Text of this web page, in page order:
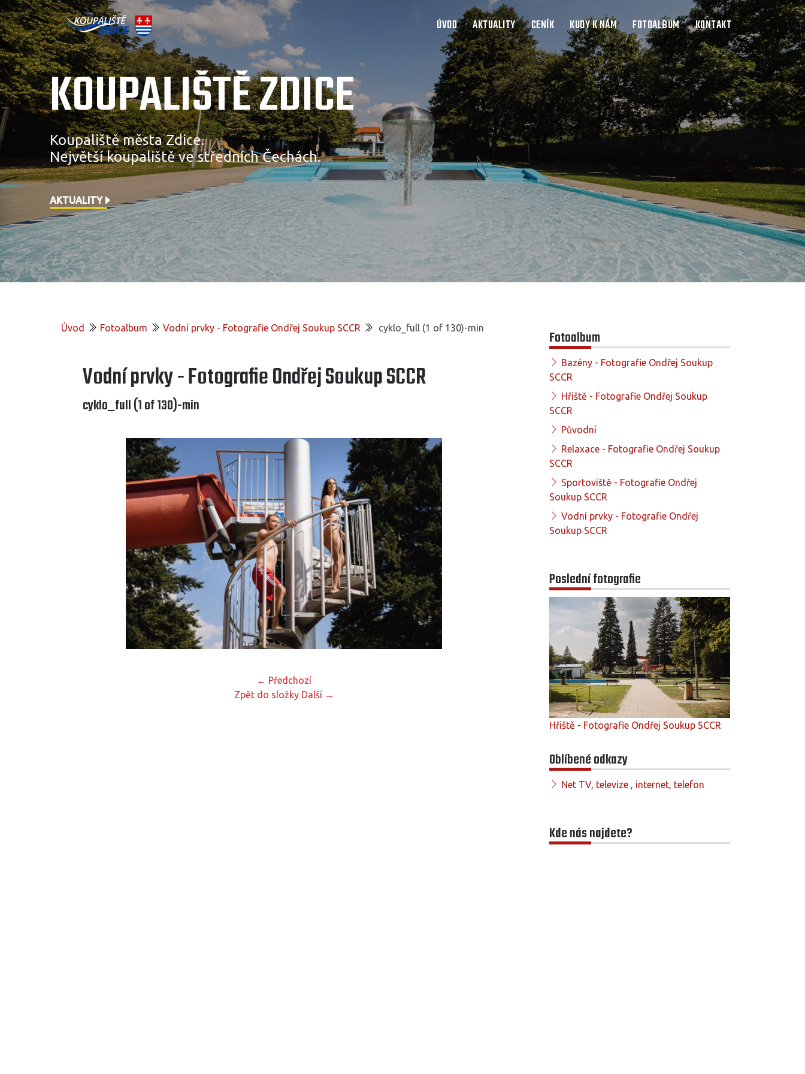
ÚVOD AKTUALITY CENÍK KUDY K NÁM FOTOALBUM KONTAKT
KOUPALIŠTĚ ZDICE
Koupaliště města Zdice.
Největší koupaliště ve středních Čechách.
AKTUALITY
Úvod Fotoalbum Vodní prvky - Fotografie Ondřej Soukup SCCR cyklo_full (1 of 130)-min
Vodní prvky - Fotografie Ondřej Soukup SCCR
cyklo_full (1 of 130)-min
← Předchozí
Zpět do složky Další →
Fotoalbum
Bazény - Fotografie Ondřej Soukup
SCCR
Hřiště - Fotografie Ondřej Soukup
SCCR
Původní
Relaxace - Fotografie Ondřej Soukup
SCCR
Sportoviště - Fotografie Ondřej
Soukup SCCR
Vodní prvky - Fotografie Ondřej
Soukup SCCR
Poslední fotografie
Hřiště - Fotografie Ondřej Soukup SCCR
Oblíbené odkazy
Net TV, televize , internet, telefon
Kde nás najdete?